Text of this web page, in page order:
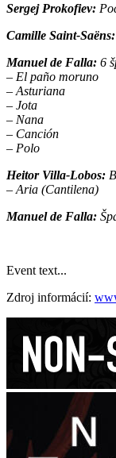
Sergej Prokofiev:
Camille Saint-Saëns:
Manuel de Falla: 6
– El paño moruno
– Asturiana
– Jota
– Nana
– Canción
– Polo
Heitor Villa-Lobos:
– Aria (Cantilena)
Manuel de Falla:
Event text...
Zdroj informácií: